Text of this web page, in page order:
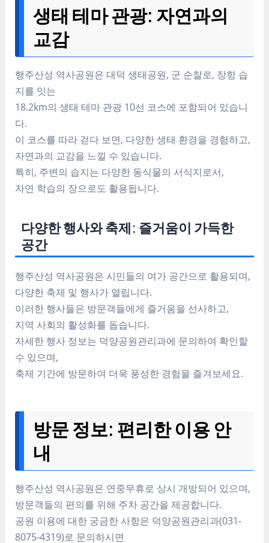
생태 테마 관광: 자연과의
교감
행주산성 역사공원은 대덕 생태공원, 군 순찰로, 장항 습
지를 잇는
18.2km의 생태 테마 관광 10선 코스에 포함되어 있습니
다.
이 코스를 따라 걷다 보면, 다양한 생태 환경을 경험하고,
자연과의 교감을 느낄 수 있습니다.
특히, 주변의 습지는 다양한 동식물의 서식지로서,
자연 학습의 장으로도 활용됩니다.
다양한 행사와 축제: 즐거움이 가득한
공간
행주산성 역사공원은 시민들의 여가 공간으로 활용되며,
다양한 축제 및 행사가 열립니다.
이러한 행사들은 방문객들에게 즐거움을 선사하고,
지역 사회의 활성화를 돕습니다.
자세한 행사 정보는 덕양공원관리과에 문의하여 확인할
수 있으며,
축제 기간에 방문하여 더욱 풍성한 경험을 즐겨보세요.
방문 정보: 편리한 이용 안
내
행주산성 역사공원은 연중무휴로 상시 개방되어 있으며,
방문객들의 편의를 위해 주차 공간을 제공합니다.
공원 이용에 대한 궁금한 사항은 덕양공원관리과(031-
8075-4319)로 문의하시면